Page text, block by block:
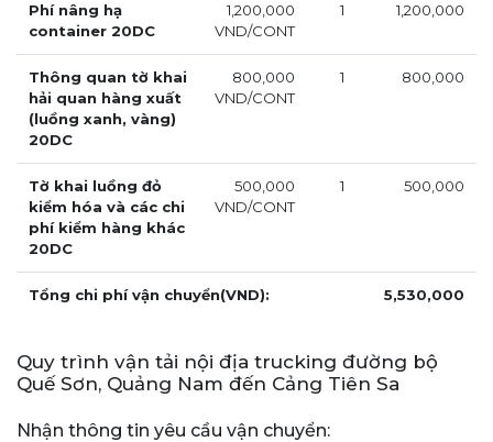
Phí nâng hạ
container 20DC
1,200,000
VND/CONT
1 1,200,000
Thông quan tờ khai
hải quan hàng xuất
(luồng xanh, vàng)
20DC
800,000
VND/CONT
1 800,000
Tờ khai luồng đỏ
kiểm hóa và các chi
phí kiểm hàng khác
20DC
500,000
VND/CONT
1 500,000
Tổng chi phí vận chuyển(VND): 5,530,000
Quy trình vận tải nội địa trucking đường bộ
Quế Sơn, Quảng Nam đến Cảng Tiên Sa
Nhận thông tin yêu cầu vận chuyển: